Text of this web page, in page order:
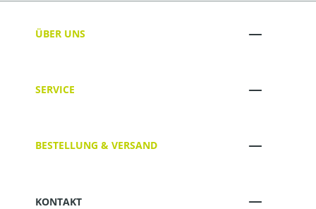
ÜBER UNS
SERVICE
BESTELLUNG & VERSAND
KONTAKT